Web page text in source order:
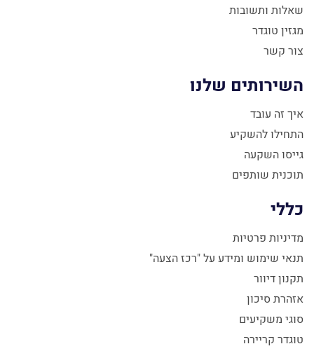
שאלות ותשובות
מגזין טוגדר
צור קשר
השירותים שלנו
איך זה עובד
התחילו להשקיע
גייסו השקעה
תוכנית שותפים
כללי
מדיניות פרטיות
תנאי שימוש ומידע על "רכז הצעה"
תקנון דיוור
אזהרת סיכון
סוגי משקיעים
טוגדר קריירה